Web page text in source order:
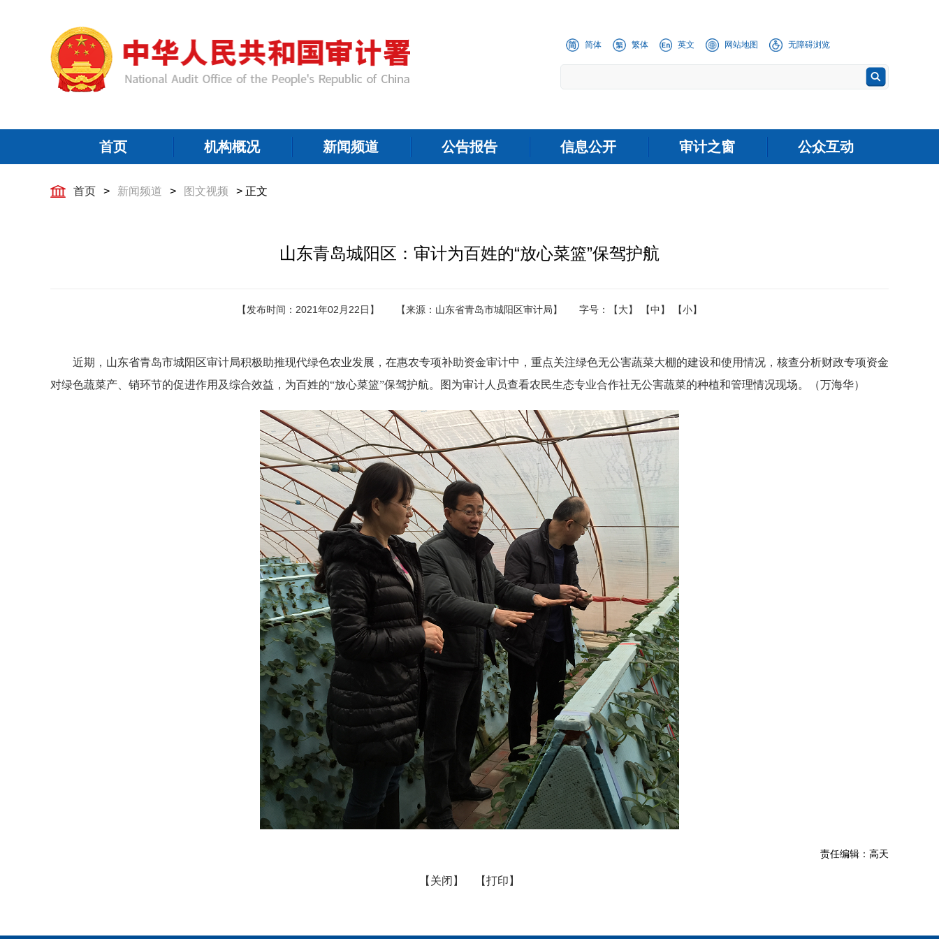
简体 繁体 英文 网站地图 无障碍浏览
首页 机构概况 新闻频道 公告报告 信息公开 审计之窗 公众互动
首页 > 新闻频道 > 图文视频 > 正文
山东青岛城阳区：审计为百姓的“放心菜篮”保驾护航
【发布时间：2021年02月22日】 【来源：山东省青岛市城阳区审计局】 字号： 【大】 【中】 【小】
近期，山东省青岛市城阳区审计局积极助推现代绿色农业发展，在惠农专项补助资金审计中，重点关注绿色无公害蔬菜大棚的建设和使用情况，核查分析财政专项资金
对绿色蔬菜产、销环节的促进作用及综合效益，为百姓的“放心菜篮”保驾护航。图为审计人员查看农民生态专业合作社无公害蔬菜的种植和管理情况现场。（万海华）
责任编辑：高天
【关闭】 【打印】